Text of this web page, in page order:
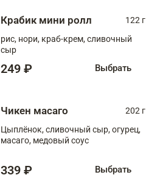
Крабик мини ролл
122 г
рис, нори, краб-крем, сливочный
сыр
249 ₽ Выбрать
Чикен масаго
202 г
Цыплёнок, сливочный сыр, огурец,
масаго, медовый соус
339 ₽ Выбрать